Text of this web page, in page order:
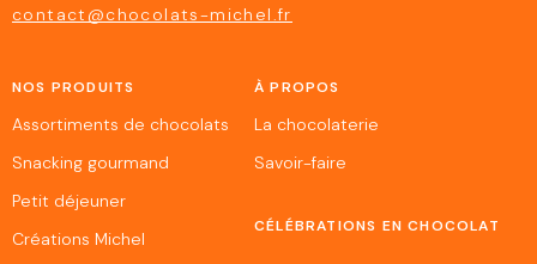
contact@chocolats-michel.fr
NOS PRODUITS
Assortiments de chocolats
Snacking gourmand
Petit déjeuner
Créations Michel
À PROPOS
La chocolaterie
Savoir-faire
CÉLÉBRATIONS EN CHOCOLAT